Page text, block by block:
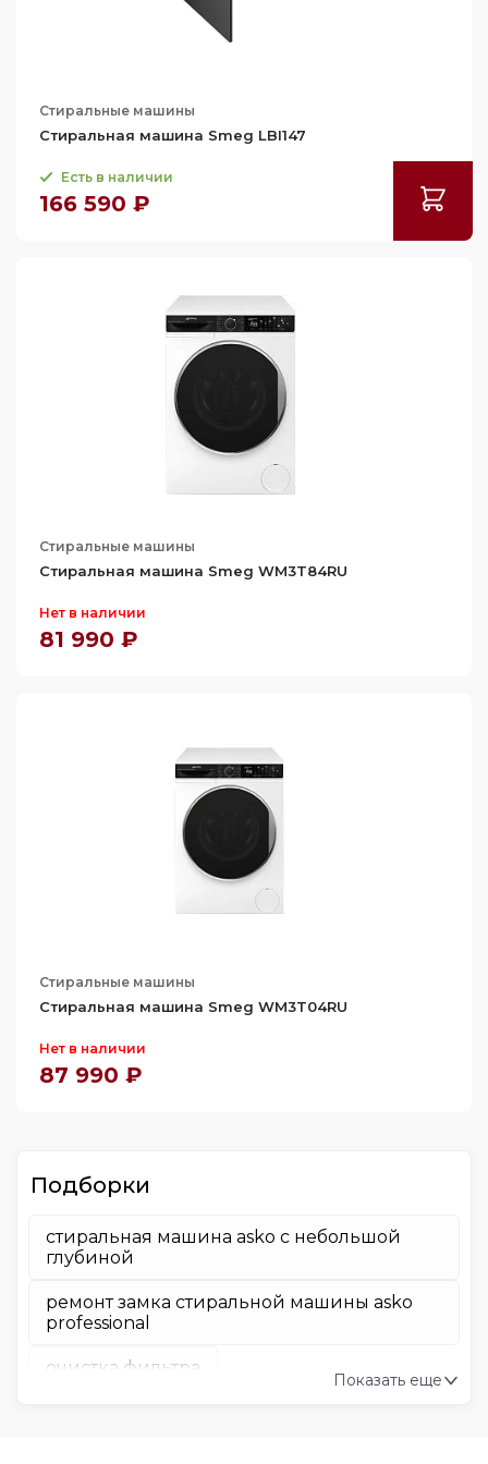
62.5
63
68.7
Стиральные машины
Стиральная машина Smeg LBI147
Есть в наличии
166 590 ₽
Стиральные машины
Стиральная машина Smeg WM3T84RU
Нет в наличии
81 990 ₽
Стиральные машины
Стиральная машина Smeg WM3T04RU
Нет в наличии
87 990 ₽
Подборки
стиральная машина asko с небольшой
глубиной
ремонт замка стиральной машины asko
professional
очистка фильтра
Показать еще